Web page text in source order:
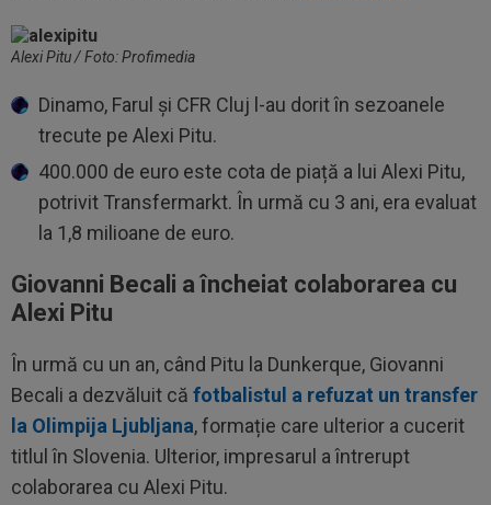
Alexi Pitu / Foto: Profimedia
Dinamo, Farul și CFR Cluj l-au dorit în sezoanele
trecute pe Alexi Pitu.
400.000 de euro este cota de piață a lui Alexi Pitu,
potrivit Transfermarkt. În urmă cu 3 ani, era evaluat
la 1,8 milioane de euro.
Giovanni Becali a încheiat colaborarea cu
Alexi Pitu
În urmă cu un an, când Pitu la Dunkerque, Giovanni
Becali a dezvăluit că fotbalistul a refuzat un transfer
la Olimpija Ljubljana, formație care ulterior a cucerit
titlul în Slovenia. Ulterior, impresarul a întrerupt
colaborarea cu Alexi Pitu.